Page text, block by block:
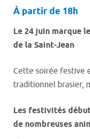
À partir de 18h
Le 24 juin marque
de la Saint-Jean
Cette soirée festive
traditionnel brasier,
Les festivités
de nombreuses